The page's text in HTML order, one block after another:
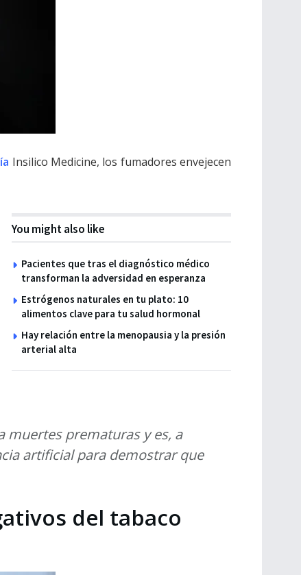
Insilico Medicine, los fumadores envejecen
You might also like
Pacientes que tras el diagnóstico médico
transforman la adversidad en esperanza
Estrógenos naturales en tu plato: 10
alimentos clave para tu salud hormonal
Hay relación entre la menopausia y la presión
arterial alta
muertes prematuras y es, a
artificial para demostrar que
del tabaco